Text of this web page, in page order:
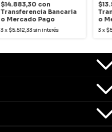
$14.883,30 con
Transferencia Bancaria
o Mercado Pago
3x $5.512,33sin interés
o
3x